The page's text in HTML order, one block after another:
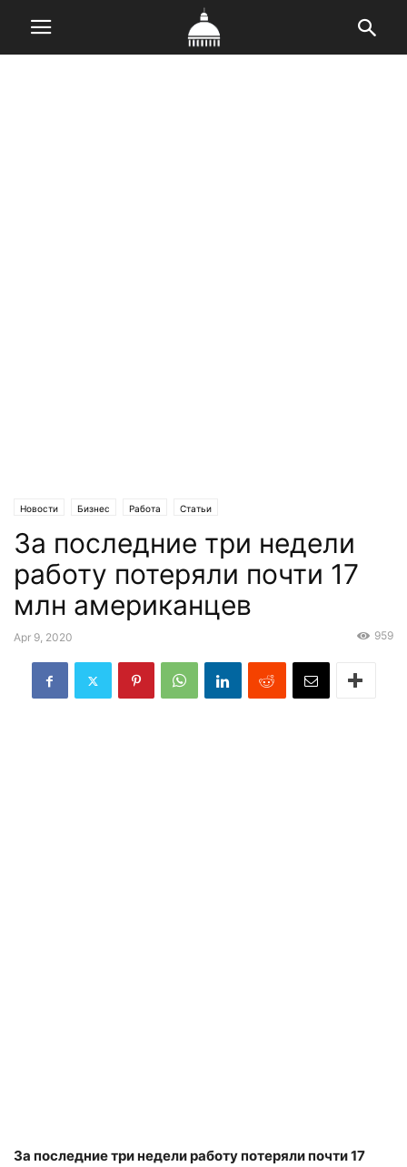
Новости Бизнес Работа Статьи
За последние три недели
работу потеряли почти 17
млн американцев
Apr 9, 2020 959
За последние три недели работу потеряли почти 17